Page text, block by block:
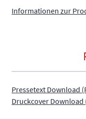
Informationen zur
Pressetext Download
Druckcover Download